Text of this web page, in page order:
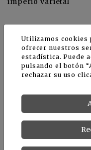
segunda edición de
Premios AgroInfluye
Utilizamos cookies
ofrecer nuestros
estadística. Puede
pulsando el botón
rechazar su uso